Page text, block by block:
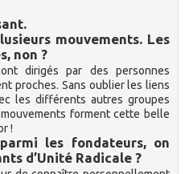
mouvements. Les
non ?
dirigés par des personnes
proches. Sans oublier les liens
les différents autres groupes
forment cette belle
!
les fondateurs, on
d’Unité Radicale ?